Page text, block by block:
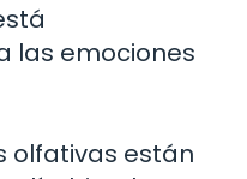
las emociones
olfativas están